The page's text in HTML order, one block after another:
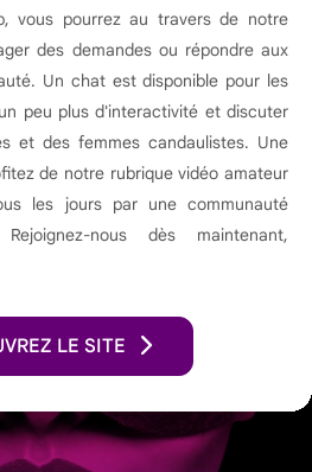
vous pourrez au travers de notre
des demandes ou répondre aux
Un chat est disponible pour les
peu plus d'interactivité et discuter
et des femmes candaulistes. Une
de notre rubrique vidéo amateur
les jours par une communauté
nous dès maintenant,
LE SITE